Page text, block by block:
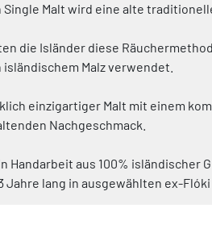
Malt wird eine alte
die Isländer diese
Malz verwendet.
einzigartiger Malt mit einem
Nachgeschmack.
Handarbeit aus 100%
Jahre lang in ausgewählten ex-